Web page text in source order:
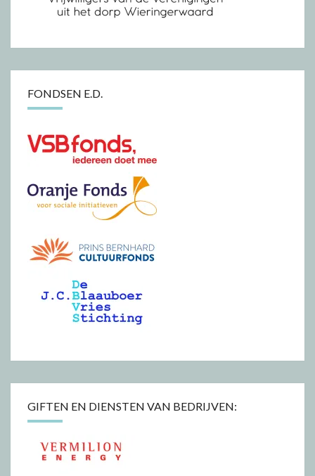
FONDSEN E.D.
GIFTEN EN DIENSTEN VAN BEDRIJVEN: